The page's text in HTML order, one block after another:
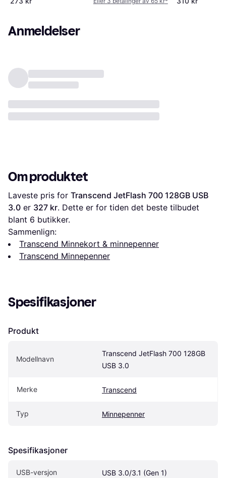
Anmeldelser
Om produktet
Laveste pris for Transcend JetFlash 700 128GB USB
3.0 er 327 kr. Dette er for tiden det beste tilbudet
blant 6 butikker.
Sammenlign:
Transcend Minnekort & minnepenner
Transcend Minnepenner
Spesifikasjoner
Produkt
Modellnavn
Transcend JetFlash 700 128GB
USB 3.0
Merke Transcend
Typ Minnepenner
Spesifikasjoner
USB-versjon USB 3.0/3.1 (Gen 1)